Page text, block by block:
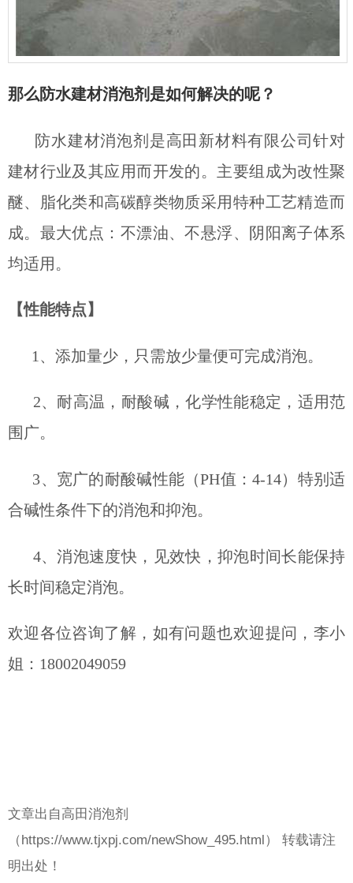
那么防水建材消泡剂是如何解决的呢？
防水建材消泡剂是高田新材料有限公司针对
建材行业及其应用而开发的。主要组成为改性聚
醚、脂化类和高碳醇类物质采用特种工艺精造而
成。最大优点：不漂油、不悬浮、阴阳离子体系
均适用。
【性能特点】
1、添加量少，只需放少量便可完成消泡。
2、耐高温，耐酸碱，化学性能稳定，适用范
围广。
3、宽广的耐酸碱性能（PH值：4-14）特别适
合碱性条件下的消泡和抑泡。
4、消泡速度快，见效快，抑泡时间长能保持
长时间稳定消泡。
欢迎各位咨询了解，如有问题也欢迎提问，李小
姐：18002049059
文章出自高田消泡剂
（https://www.tjxpj.com/newShow_495.html） 转载请注
明出处！